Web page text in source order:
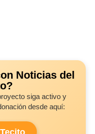
Noticias del
siga activo y
desde aquí: